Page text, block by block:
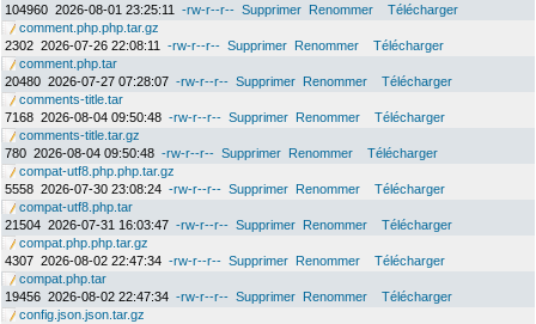
104960 2026-08-01 23:25:11 -rw-r--r-- Supprimer Renommer
Télécharger
comment.php.php.tar.gz
2302 2026-07-26 22:08:11 -rw-r--r-- Supprimer Renommer
Télécharger
comment.php.tar
20480 2026-07-27 07:28:07 -rw-r--r-- Supprimer Renommer
Télécharger
comments-title.tar
7168 2026-08-04 09:50:48 -rw-r--r-- Supprimer Renommer
Télécharger
comments-title.tar.gz
780 2026-08-04 09:50:48 -rw-r--r-- Supprimer Renommer
Télécharger
compat-utf8.php.php.tar.gz
5558 2026-07-30 23:08:24 -rw-r--r-- Supprimer Renommer
Télécharger
compat-utf8.php.tar
21504 2026-07-31 16:03:47 -rw-r--r-- Supprimer Renommer
Télécharger
compat.php.php.tar.gz
4307 2026-08-02 22:47:34 -rw-r--r-- Supprimer Renommer
Télécharger
compat.php.tar
19456 2026-08-02 22:47:34 -rw-r--r-- Supprimer Renommer
Télécharger
config.json.json.tar.gz